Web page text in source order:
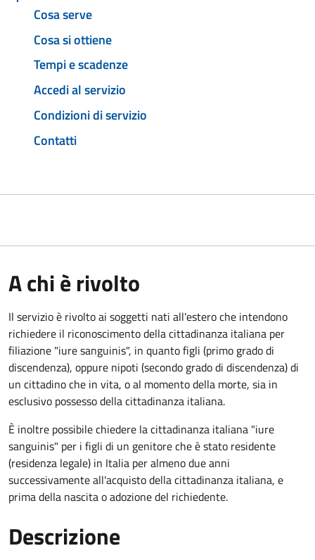
Cosa serve
Cosa si ottiene
Tempi e scadenze
Accedi al servizio
Condizioni di servizio
Contatti
A chi è rivolto
Il servizio è rivolto ai soggetti nati all'estero che intendono
richiedere il riconoscimento della cittadinanza italiana per
filiazione "iure sanguinis", in quanto figli (primo grado di
discendenza), oppure nipoti (secondo grado di discendenza) di
un cittadino che in vita, o al momento della morte, sia in
esclusivo possesso della cittadinanza italiana.
È inoltre possibile chiedere la cittadinanza italiana "iure
sanguinis" per i figli di un genitore che è stato residente
(residenza legale) in Italia per almeno due anni
successivamente all'acquisto della cittadinanza italiana, e
prima della nascita o adozione del richiedente.
Descrizione